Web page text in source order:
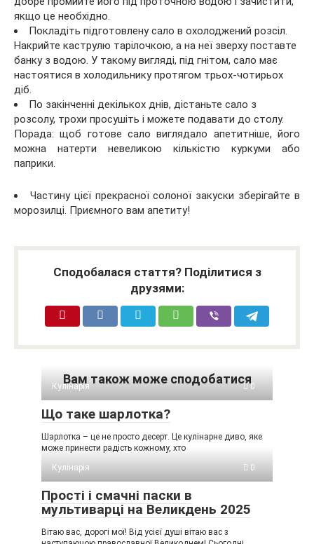
якщо це необхідно.
Покладіть підготовлену сало в охолоджений розсіл.
Накрийте каструлю тарілочкою, а на неї зверху поставте
банку з водою. У такому вигляді, під гнітом, сало має
настоятися в холодильнику протягом трьох-чотирьох
діб.
По закінченні декількох днів, дістаньте сало з
розсолу, трохи просушіть і можете подавати до столу.
Порада: щоб готове сало виглядало апетитніше, його
можна натерти невеликою кількістю куркуми або
паприки.
Частину цієї прекрасної солоної закуски зберігайте в
морозилці. Приємного вам апетиту!
Сподобалася стаття? Поділитися з
друзями:
Вам також може сподобатися
Кулінарія 0
Що таке шарлотка?
Шарлотка – це не просто десерт. Це кулінарне диво, яке
може принести радість кожному, хто
Кулінарія
0
Прості і смачні паски в
мультиварці на Великдень 2025
Вітаю вас, дорогі мої! Від усієї душі вітаю вас з